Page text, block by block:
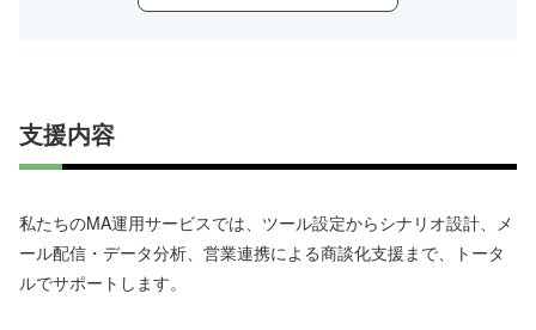
支援内容
私たちのMA運用サービスでは、ツール設定からシナリオ設計、メ
ール配信・データ分析、営業連携による商談化支援まで、トータ
ルでサポートします。